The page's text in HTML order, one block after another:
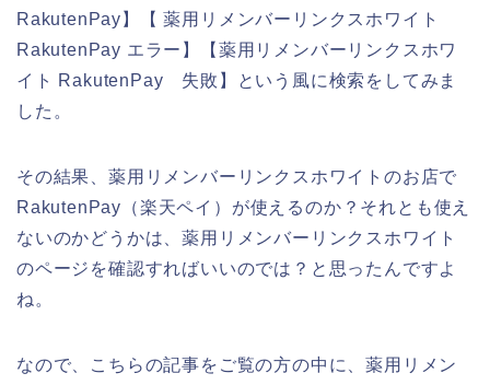
RakutenPay】【 薬用リメンバーリンクスホワイト
RakutenPay エラー】【薬用リメンバーリンクスホワ
イト RakutenPay 失敗】という風に検索をしてみま
した。
その結果、薬用リメンバーリンクスホワイトのお店で
RakutenPay（楽天ペイ）が使えるのか？それとも使え
ないのかどうかは、薬用リメンバーリンクスホワイト
のページを確認すればいいのでは？と思ったんですよ
ね。
なので、こちらの記事をご覧の方の中に、薬用リメン